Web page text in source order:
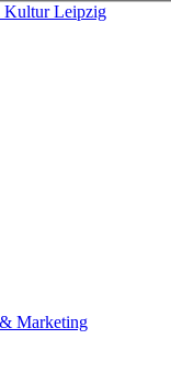
Kultur Leipzig
Marketing